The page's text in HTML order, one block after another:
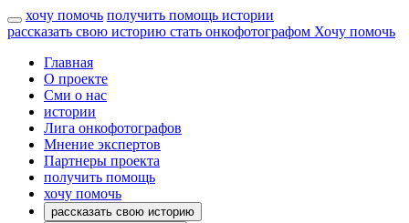
хочу помочь получить помощь истории
рассказать свою историю стать онкофотографом Хочу помочь
Главная
О проекте
Сми о нас
истории
Лига онкофотографов
Мнение экспертов
Партнеры проекта
получить помощь
хочу помочь
рассказать свою историю